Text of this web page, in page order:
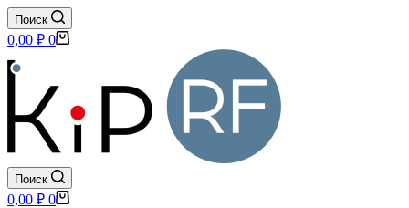
Поиск
Корзина
0,00 ₽ 0
Поиск
Корзина
0,00 ₽ 0